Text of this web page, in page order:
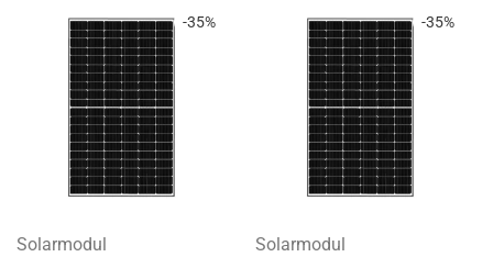
-35%
Solarmodul
-35%
Solarmodul